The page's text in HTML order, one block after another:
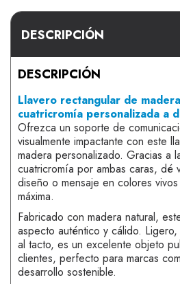
DESCRIPCIÓN
DESCRIPCIÓN
Llavero rectangular de
cuatricromía personalizada a
Ofrezca un soporte de
visualmente impactante con este
madera personalizado. Gracias a
cuatricromía por ambas caras, dé
diseño o mensaje en colores
máxima.
Fabricado con madera natural,
aspecto auténtico y cálido.
al tacto, es un excelente objeto
clientes, perfecto para marcas
desarrollo sostenible.